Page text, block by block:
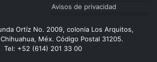
Avisos de privacidad
Ortíz No. 2009, colonia Los Arquitos,
Méx. Código Postal 31205.
Tel: +52 (614) 201 33 00